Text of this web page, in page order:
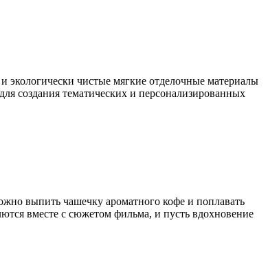
чистые мягкие отделочные материалы
создания тематических и персонализированных
выпить чашечку ароматного кофе и поплавать
вместе с сюжетом фильма, и пусть вдохновение